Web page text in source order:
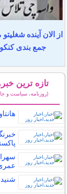
از الان آینده
جمع بندی
تازه ترین
(روزنامه، سیاست و